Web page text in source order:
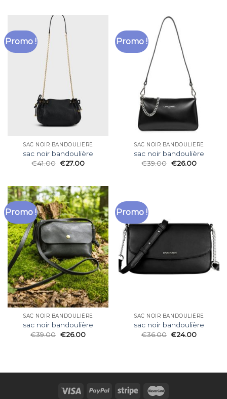
Promo !
SAC NOIR BANDOULIÈRE
sac noir bandoulière
€41.00 €27.00
Promo !
SAC NOIR BANDOULIÈRE
sac noir bandoulière
€39.00 €26.00
Promo !
SAC NOIR BANDOULIÈRE
sac noir bandoulière
€39.00 €26.00
Promo !
SAC NOIR BANDOULIÈRE
sac noir bandoulière
€36.00 €24.00